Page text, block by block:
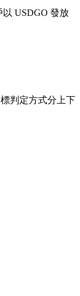
USDGO 發放
判定方式分上下